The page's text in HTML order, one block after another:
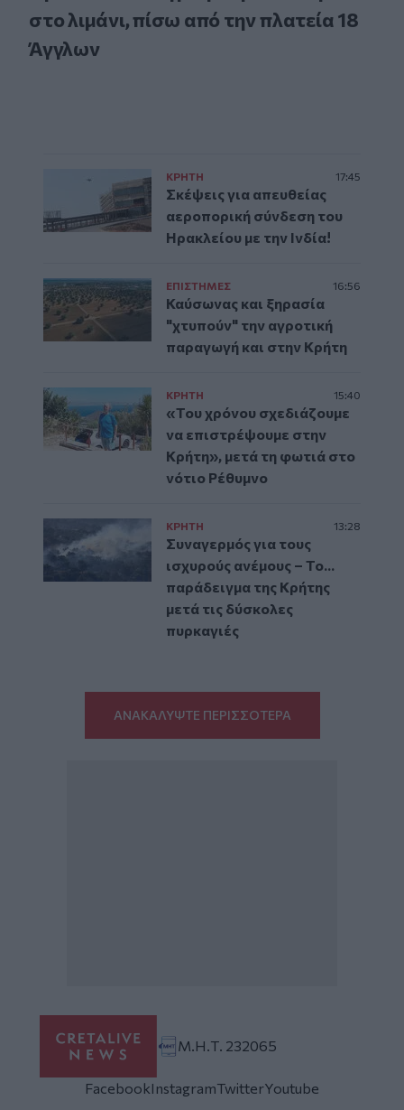
στο λιμάνι, πίσω από την πλατεία 18
Άγγλων
ΚΡΗΤΗ 17:45
Σκέψεις για απευθείας
αεροπορική σύνδεση του
Ηρακλείου με την Ινδία!
ΕΠΙΣΤΗΜΕΣ 16:56
Καύσωνας και ξηρασία
"χτυπούν" την αγροτική
παραγωγή και στην Κρήτη
ΚΡΗΤΗ 15:40
«Του χρόνου σχεδιάζουμε
να επιστρέψουμε στην
Κρήτη», μετά τη φωτιά στο
νότιο Ρέθυμνο
ΚΡΗΤΗ 13:28
Συναγερμός για τους
ισχυρούς ανέμους – Το...
παράδειγμα της Κρήτης
μετά τις δύσκολες
πυρκαγιές
ΑΝΑΚΑΛΥΨΤΕ ΠΕΡΙΣΣΟΤΕΡΑ
Μ.Η.Τ. 232065
FacebookInstagramTwitterYoutube